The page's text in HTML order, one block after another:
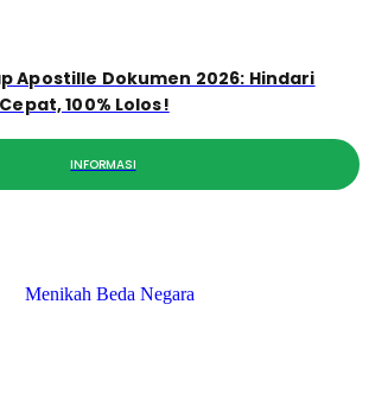
Apostille Dokumen 2026: Hindari
100% Lolos!
INFORMASI